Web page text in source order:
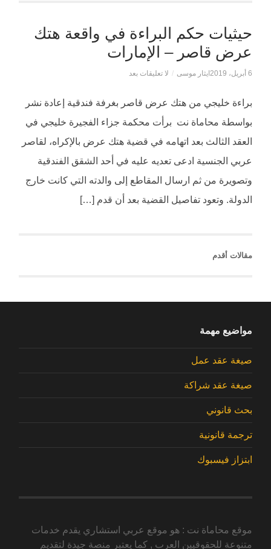
حيثيات حكم البراءة في واقعة هتك
عرض قاصر – الإمارات
6 أبريل، 2019 ايثار موسى / لا تعليقات بعد
براءة خليجي من هتك عرض قاصر بغرفة فندقية إعادة نشر
بواسطة محاماة نت برأت محكمة جزاء الفجيرة خليجي في
العقد الثالث بعد اتهامه في قضية هتك عرض بالإكراه، لقاصر
عربي الجنسية ادعى تعديه عليه في أحد الشقق الفندقية
وتصويرة من ثم ارسال المقاطع إلى والدته التي كانت خارج
الدولة. وتعود تفاصيل القضية بعد أن قدم […]
مقالات أقدم
مواضيع مهمة
صيغة عقد عمل
صيغة عقد شراكة
بحث قانوني
ترجمة قانونية
ابتزاز فيسبوك
موقع محاماة نت : هو موقع عربي استشاري يقدم خدمات
متنوعة للحقوقيين العرب , كما يعتبر منصة جيدة لتقديم